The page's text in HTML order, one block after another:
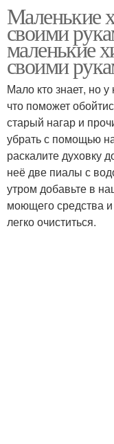
Маленькие
своими
маленькие
своими
Мало кто знает, но у
что поможет
старый нагар и
убрать с помощью
раскалите духовку
неё две пиалы с
утром добавьте в
моющего средства
легко очиститься.